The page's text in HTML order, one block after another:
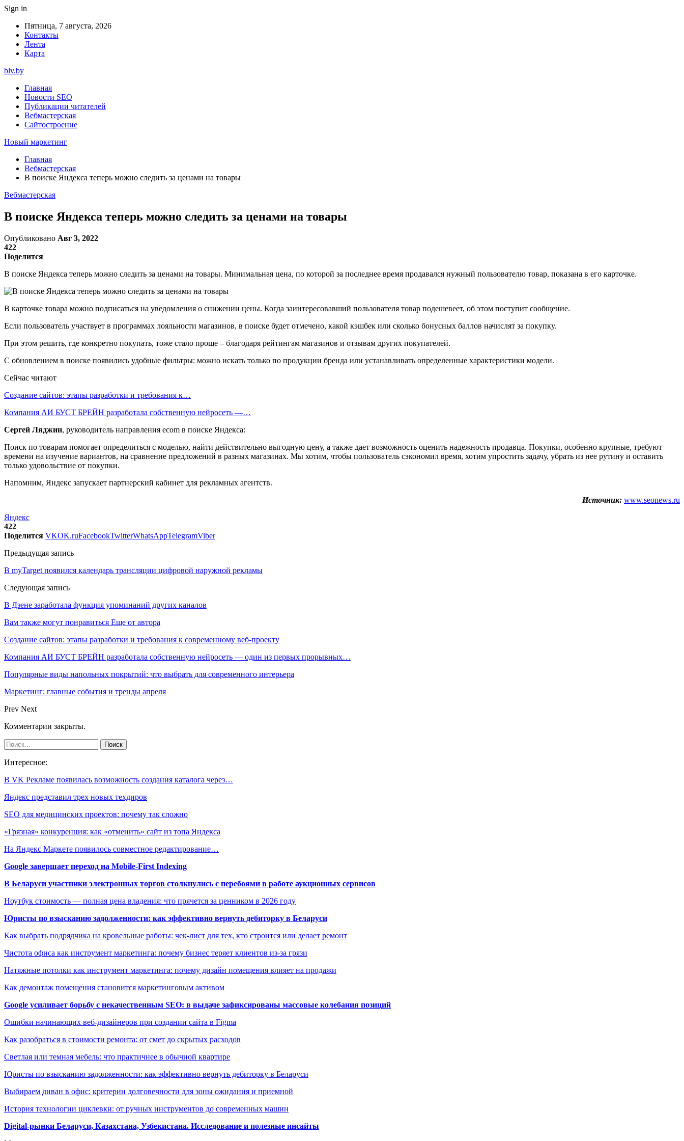
Sign in
Пятница, 7 августа, 2026
Контакты
Лента
Карта
blv.by
Главная
Новости SEO
Публикации читателей
Вебмастерская
Сайтостроение
Новый маркетинг
Главная
Вебмастерская
В поиске Яндекса теперь можно следить за ценами на товары
Вебмастерская
В поиске Яндекса теперь можно следить за ценами на товары
Опубликовано Авг 3, 2022
422
Поделится
В поиске Яндекса теперь можно следить за ценами на товары. Минимальная цена, по которой за последнее время продавался нужный пользователю товар, показана в его карточке.
В карточке товара можно подписаться на уведомления о снижении цены. Когда заинтересовавший пользователя товар подешевеет, об этом поступит сообщение.
Если пользователь участвует в программах лояльности магазинов, в поиске будет отмечено, какой кэшбек или сколько бонусных баллов начислят за покупку.
При этом решить, где конкретно покупать, тоже стало проще – благодаря рейтингам магазинов и отзывам других покупателей.
С обновлением в поиске появились удобные фильтры: можно искать только по продукции бренда или устанавливать определенные характеристики модели.
Сейчас читают
Создание сайтов: этапы разработки и требования к…
Компания АИ БУСТ БРЕЙН разработала собственную нейросеть —…
Сергей Ляджин, руководитель направления ecom в поиске Яндекса:
Поиск по товарам помогает определиться с моделью, найти действительно выгодную цену, а также дает возможность оценить надежность продавца. Покупки, особенно крупные, требуют
времени на изучение вариантов, на сравнение предложений в разных магазинах. Мы хотим, чтобы пользователь сэкономил время, хотим упростить задачу, убрать из нее рутину и оставить
только удовольствие от покупки.
Напомним, Яндекс запускает партнерский кабинет для рекламных агентств.
Источник: www.seonews.ru
Яндекс
422
Поделится VKOK.ruFacebookTwitterWhatsAppTelegramViber
Предыдущая запись
В myTarget появился календарь трансляции цифровой наружной рекламы
Следующая запись
В Дзене заработала функция упоминаний других каналов
Вам также могут понравиться Еще от автора
Создание сайтов: этапы разработки и требования к современному веб-проекту
Компания АИ БУСТ БРЕЙН разработала собственную нейросеть — один из первых прорывных…
Популярные виды напольных покрытий: что выбрать для современного интерьера
Маркетинг: главные события и тренды апреля
Prev Next
Комментарии закрыты.
Интересное:
В VK Рекламе появилась возможность создания каталога через…
Яндекс представил трех новых техдиров
SEO для медицинских проектов: почему так сложно
«Грязная» конкуренция: как «отменить» сайт из топа Яндекса
На Яндекс Маркете появилось совместное редактирование…
Google завершает переход на Mobile-First Indexing
В Беларуси участники электронных торгов столкнулись с перебоями в работе аукционных сервисов
Ноутбук стоимость — полная цена владения: что прячется за ценником в 2026 году
Юристы по взысканию задолженности: как эффективно вернуть дебиторку в Беларуси
Как выбрать подрядчика на кровельные работы: чек-лист для тех, кто строится или делает ремонт
Чистота офиса как инструмент маркетинга: почему бизнес теряет клиентов из-за грязи
Натяжные потолки как инструмент маркетинга: почему дизайн помещения влияет на продажи
Как демонтаж помещения становится маркетинговым активом
Google усиливает борьбу с некачественным SEO: в выдаче зафиксированы массовые колебания позиций
Ошибки начинающих веб-дизайнеров при создании сайта в Figma
Как разобраться в стоимости ремонта: от смет до скрытых расходов
Светлая или темная мебель: что практичнее в обычной квартире
Юристы по взысканию задолженности: как эффективно вернуть дебиторку в Беларуси
Выбираем диван в офис: критерии долговечности для зоны ожидания и приемной
История технологии циклевки: от ручных инструментов до современных машин
Digital-рынки Беларуси, Казахстана, Узбекистана. Исследование и полезные инсайты